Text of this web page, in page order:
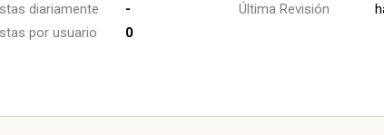
diariamente
-
por usuario
0
Última Revisión